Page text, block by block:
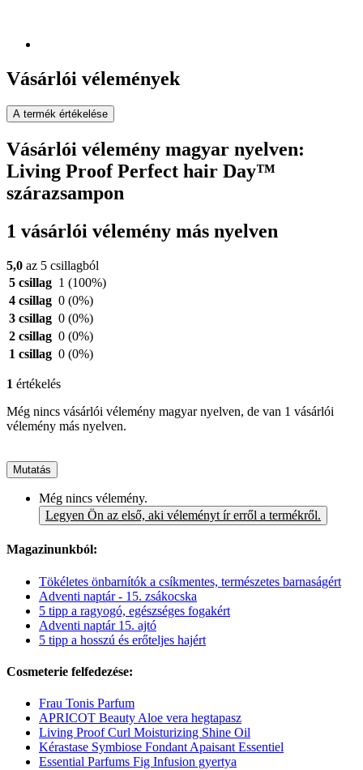
Vásárlói vélemények
A termék értékelése
Vásárlói vélemény magyar nyelven:
Living Proof Perfect hair Day™
szárazsampon
1 vásárlói vélemény más nyelven
5,0 az 5 csillagból
5 csillag 1 (100%)
4 csillag 0 (0%)
3 csillag 0 (0%)
2 csillag 0 (0%)
1 csillag 0 (0%)
1 értékelés
Még nincs vásárlói vélemény magyar nyelven, de van 1 vásárlói
vélemény más nyelven.
Mutatás
Még nincs vélemény.
Legyen Ön az első, aki véleményt ír erről a termékről.
Magazinunkból:
Tökéletes önbarnítók a csíkmentes, természetes barnaságért
Adventi naptár - 15. zsákocska
5 tipp a ragyogó, egészséges fogakért
Adventi naptár 15. ajtó
5 tipp a hosszú és erőteljes hajért
Cosmeterie felfedezése:
Frau Tonis Parfum
APRICOT Beauty Aloe vera hegtapasz
Living Proof Curl Moisturizing Shine Oil
Kérastase Symbiose Fondant Apaisant Essentiel
Essential Parfums Fig Infusion gyertya